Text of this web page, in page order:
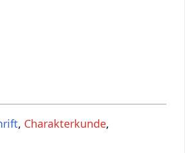
, Charakterkunde,